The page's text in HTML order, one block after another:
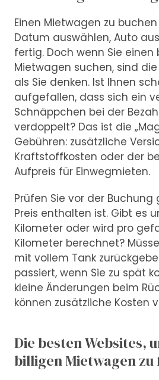
Einen Mietwagen zu
Datum auswählen, Auto
fertig. Doch wenn Sie einen
Mietwagen suchen, sind
als Sie denken. Ist Ihnen
aufgefallen, dass sich ein
Schnäppchen bei der
verdoppelt? Das ist die
Gebühren: zusätzliche
Kraftstoffkosten oder der
Aufpreis für Einwegmieten.
Prüfen Sie vor der Buchung
Preis enthalten ist. Gibt es
Kilometer oder wird pro
Kilometer berechnet?
mit vollem Tank
passiert, wenn Sie zu spät
kleine Änderungen beim
können zusätzliche Kosten
Die besten Websites,
billigen Mietwagen zu